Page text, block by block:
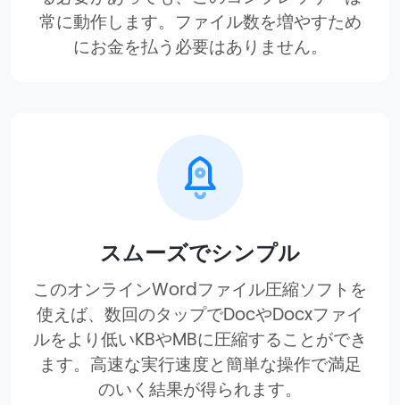
常に動作します。ファイル数を増やすため
にお金を払う必要はありません。
スムーズでシンプル
このオンラインWordファイル圧縮ソフトを
使えば、数回のタップでDocやDocxファイ
ルをより低いKBやMBに圧縮することができ
ます。高速な実行速度と簡単な操作で満足
のいく結果が得られます。